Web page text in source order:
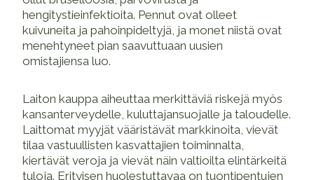
hengitystieinfektioita. Pennut ovat olleet
kuivuneita ja pahoinpideltyjä, ja monet niistä ovat
menehtyneet pian saavuttuaan uusien
omistajiensa luo.
Laiton kauppa aiheuttaa merkittäviä riskejä myös
kansanterveydelle, kuluttajansuojalle ja taloudelle.
Laittomat myyjät vääristävät markkinoita, vievät
tilaa vastuullisten kasvattajien toiminnalta,
kiertävät veroja ja vievät näin valtioilta elintärkeitä
tuloja. Erityisen huolestuttavaa on tuontipentujen